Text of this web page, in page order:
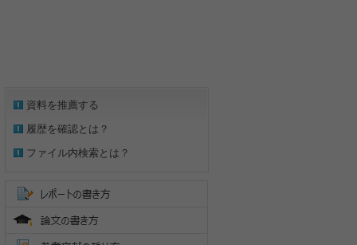
資料を推薦する
履歴を確認とは？
ファイル内検索とは？